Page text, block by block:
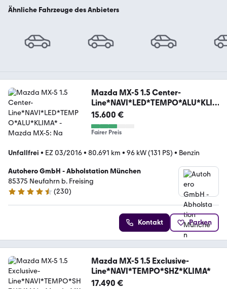
Ähnliche Fahrzeuge des Anbieters
Mazda MX-5 1.5 Center-
Line*NAVI*LED*TEMPO*ALU*KLI
MA*
15.600 €
Fairer Preis
Unfallfrei • EZ 03/2016• 80.691 km • 96 kW (131 PS) • Benzin
Autohero GmbH - Abholstation München
85375 Neufahrn b. Freising
4.4 Sterne
(230)
Kontakt Parken
Mazda MX-5 1.5 Exclusive-
Line*NAVI*TEMPO*SHZ*KLIMA*
17.490 €